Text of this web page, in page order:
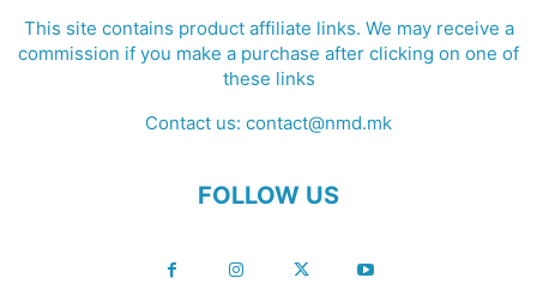
This site contains product affiliate links. We may receive a
commission if you make a purchase after clicking on one of
these links
Contact us: contact@nmd.mk
FOLLOW US